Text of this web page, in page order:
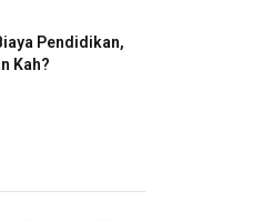
Pendidikan,
Kah?